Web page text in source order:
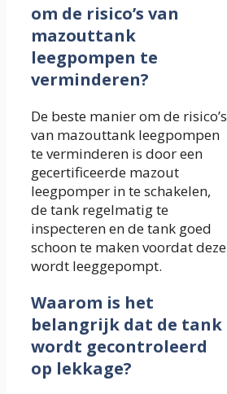
om de risico’s van
mazouttank
leegpompen te
verminderen?
De beste manier om de risico’s
van mazouttank leegpompen
te verminderen is door een
gecertificeerde mazout
leegpomper in te schakelen,
de tank regelmatig te
inspecteren en de tank goed
schoon te maken voordat deze
wordt leeggepompt.
Waarom is het
belangrijk dat de tank
wordt gecontroleerd
op lekkage?